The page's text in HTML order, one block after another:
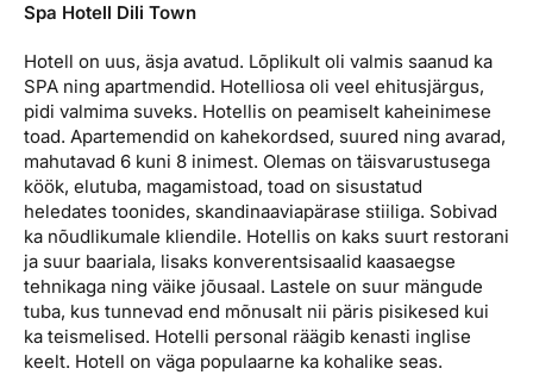
Spa Hotell Dili Town
Hotell on uus, äsja avatud. Lõplikult oli valmis saanud ka
SPA ning apartmendid. Hotelliosa oli veel ehitusjärgus,
pidi valmima suveks. Hotellis on peamiselt kaheinimese
toad. Apartemendid on kahekordsed, suured ning avarad,
mahutavad 6 kuni 8 inimest. Olemas on täisvarustusega
köök, elutuba, magamistoad, toad on sisustatud
heledates toonides, skandinaaviapärase stiiliga. Sobivad
ka nõudlikumale kliendile. Hotellis on kaks suurt restorani
ja suur baariala, lisaks konverentsisaalid kaasaegse
tehnikaga ning väike jõusaal. Lastele on suur mängude
tuba, kus tunnevad end mõnusalt nii päris pisikesed kui
ka teismelised. Hotelli personal räägib kenasti inglise
keelt. Hotell on väga populaarne ka kohalike seas.